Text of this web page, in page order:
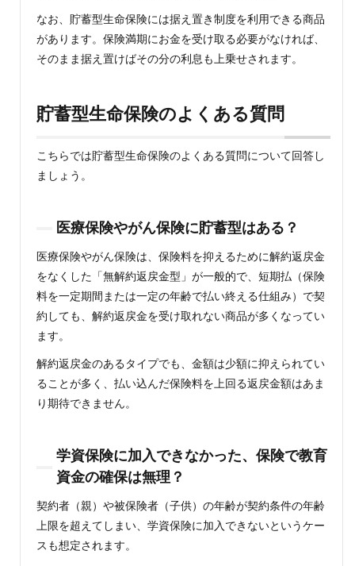
なお、貯蓄型生命保険には据え置き制度を利用できる商品
があります。保険満期にお金を受け取る必要がなければ、
そのまま据え置けばその分の利息も上乗せされます。
貯蓄型生命保険のよくある質問
こちらでは貯蓄型生命保険のよくある質問について回答し
ましょう。
医療保険やがん保険に貯蓄型はある？
医療保険やがん保険は、保険料を抑えるために解約返戻金
をなくした「無解約返戻金型」が一般的で、短期払（保険
料を一定期間または一定の年齢で払い終える仕組み）で契
約しても、解約返戻金を受け取れない商品が多くなってい
ます。
解約返戻金のあるタイプでも、金額は少額に抑えられてい
ることが多く、払い込んだ保険料を上回る返戻金額はあま
り期待できません。
学資保険に加入できなかった、保険で教育
資金の確保は無理？
契約者（親）や被保険者（子供）の年齢が契約条件の年齢
上限を超えてしまい、学資保険に加入できないというケー
スも想定されます。